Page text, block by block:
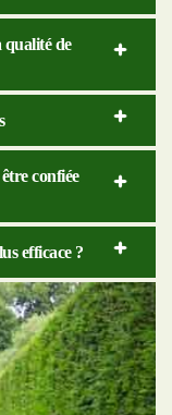
qualité de
confiée
efficace ?